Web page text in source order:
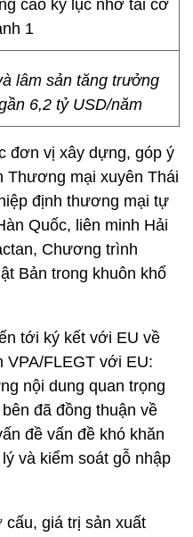
lâm sản tăng trưởng
6,2 tỷ USD/năm
đơn vị xây dựng, góp ý
Thương mại xuyên Thái
định thương mại tự
Quốc, liên minh Hải
Chương trình
Bản trong khuôn khổ
tới ký kết với EU về
VPA/FLEGT với EU:
nội dung quan trọng
đã đồng thuận về
đề vấn đề khó khăn
và kiểm soát gỗ nhập
giá trị sản xuất